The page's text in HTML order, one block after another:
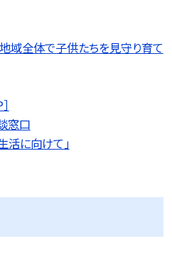
域全体で子供たちを見守り育て
窓口
活に向けて」